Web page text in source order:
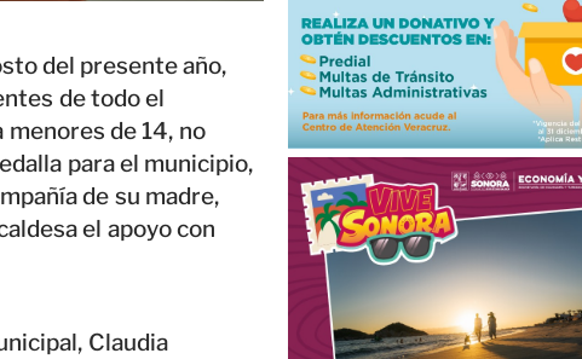
del presente año,
de todo el
de 14, no
para el municipio,
de su madre,
el apoyo con
Claudia